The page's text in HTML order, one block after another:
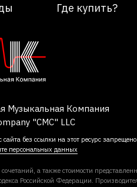
Где купить?
Музыкальная Компания
"CMC" LLC
без ссылки на этот ресурс запрещено.
персональных данных
а также стоимости
Российской Федерации.